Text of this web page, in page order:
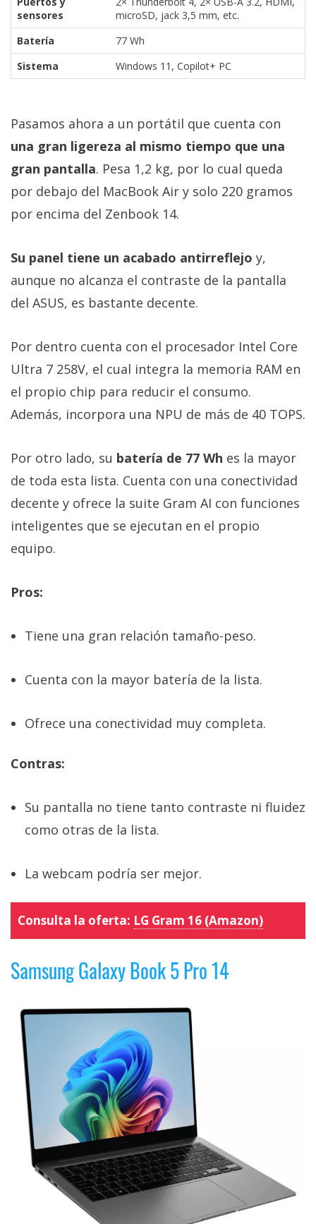
sensores
microSD, jack 3,5 mm, etc.
Batería
77 Wh
Sistema
Windows 11, Copilot+ PC
Pasamos ahora a un portátil que cuenta con
una gran ligereza al mismo tiempo que una
gran pantalla. Pesa 1,2 kg, por lo cual queda
por debajo del MacBook Air y solo 220 gramos
por encima del Zenbook 14.
Su panel tiene un acabado antirreflejo y,
aunque no alcanza el contraste de la pantalla
del ASUS, es bastante decente.
Por dentro cuenta con el procesador Intel Core
Ultra 7 258V, el cual integra la memoria RAM en
el propio chip para reducir el consumo.
Además, incorpora una NPU de más de 40 TOPS.
Por otro lado, su batería de 77 Wh es la mayor
de toda esta lista. Cuenta con una conectividad
decente y ofrece la suite Gram AI con funciones
inteligentes que se ejecutan en el propio
equipo.
Pros:
Tiene una gran relación tamaño-peso.
Cuenta con la mayor batería de la lista.
Ofrece una conectividad muy completa.
Contras:
Su pantalla no tiene tanto contraste ni fluidez
como otras de la lista.
La webcam podría ser mejor.
Consulta la oferta: LG Gram 16 (Amazon)
Samsung Galaxy Book 5 Pro 14